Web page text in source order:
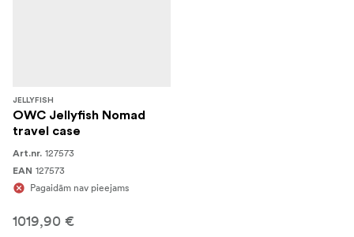
JELLYFISH
OWC Jellyfish Nomad
travel case
Art.nr. 127573
EAN 127573
Pagaidām nav pieejams
1019,90 €